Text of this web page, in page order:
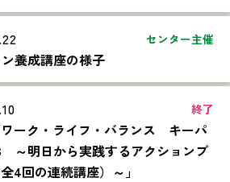
センター主催
養成講座の様子
終了
ワーク・ライフ・バランス キーパ
～明日から実践するアクションプ
4回の連続講座）～」